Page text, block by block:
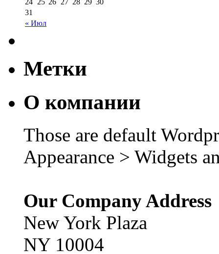
« Июл
24 25 26 27 28 29 30
31
Метки
О компании
Those are default
Appearance > Widgets
Our Company Address
New York Plaza
NY 10004